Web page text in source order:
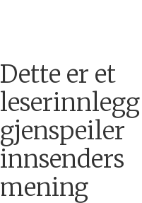
Dette er et
gjenspeiler
innsenders
mening